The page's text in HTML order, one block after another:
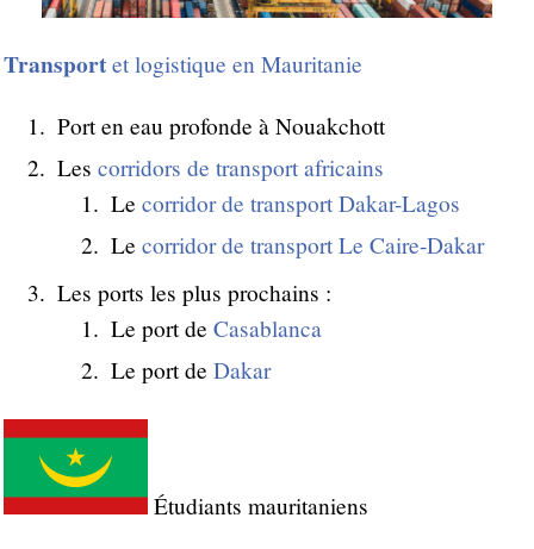
Transport et logistique en Mauritanie
Port en eau profonde à Nouakchott
Les corridors de transport africains
Le corridor de transport Dakar-Lagos
Le corridor de transport Le Caire-Dakar
Les ports les plus prochains :
Le port de Casablanca
Le port de Dakar
Étudiants mauritaniens